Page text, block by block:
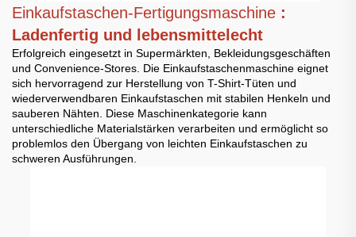
Einkaufstaschen-Fertigungsmaschine :
Ladenfertig und lebensmittelecht
Erfolgreich eingesetzt in Supermärkten, Bekleidungsgeschäften
und Convenience-Stores. Die Einkaufstaschenmaschine eignet
sich hervorragend zur Herstellung von T-Shirt-Tüten und
wiederverwendbaren Einkaufstaschen mit stabilen Henkeln und
sauberen Nähten. Diese Maschinenkategorie kann
unterschiedliche Materialstärken verarbeiten und ermöglicht so
problemlos den Übergang von leichten Einkaufstaschen zu
schweren Ausführungen.